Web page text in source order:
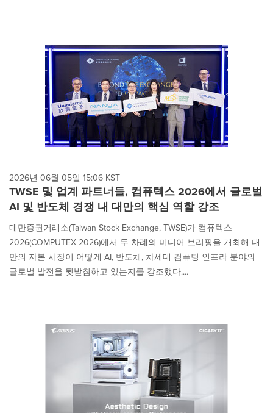
2026년 06월 05일 15:06 KST
TWSE 및 업계 파트너들, 컴퓨텍스 2026에서 글로벌
AI 및 반도체 경쟁 내 대만의 핵심 역할 강조
대만증권거래소(Taiwan Stock Exchange, TWSE)가 컴퓨텍스
2026(COMPUTEX 2026)에서 두 차례의 미디어 브리핑을 개최해 대
만의 자본 시장이 어떻게 AI, 반도체, 차세대 컴퓨팅 인프라 분야의
글로벌 발전을 뒷받침하고 있는지를 강조했다....